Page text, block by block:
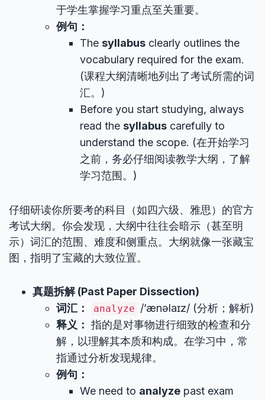
于学生掌握学习重点至关重要。
例句：
The syllabus clearly outlines the
vocabulary required for the exam.
(课程大纲清晰地列出了考试所需的词
汇。)
Before you start studying, always
read the syllabus carefully to
understand the scope. (在开始学习
之前，务必仔细阅读教学大纲，了解
学习范围。)
仔细研读你所要考的科目（如四六级、雅思）的官方
考试大纲。你会发现，大纲中往往会暗示（甚至明
示）词汇的范围、难度和侧重点。大纲就像一张藏宝
图，指明了宝藏的大致位置。
真题拆解 (Past Paper Dissection)
词汇：
analyze /’ænəlaɪz/ (分析；解析)
释义： 指的是对事物进行细致的检查和分
解，以理解其本质和构成。在学习中，常
指通过分析发现规律。
例句：
We need to analyze past exam